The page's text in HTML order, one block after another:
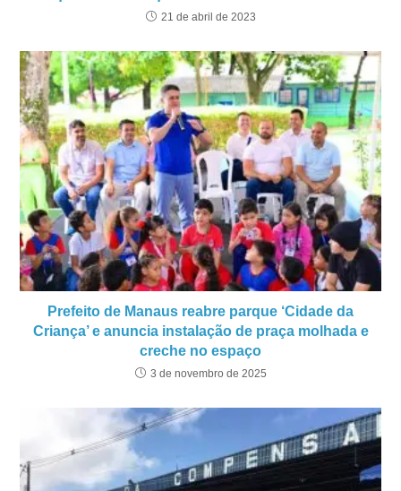
21 de abril de 2023
Prefeito de Manaus reabre parque ‘Cidade da
Criança’ e anuncia instalação de praça molhada e
creche no espaço
3 de novembro de 2025